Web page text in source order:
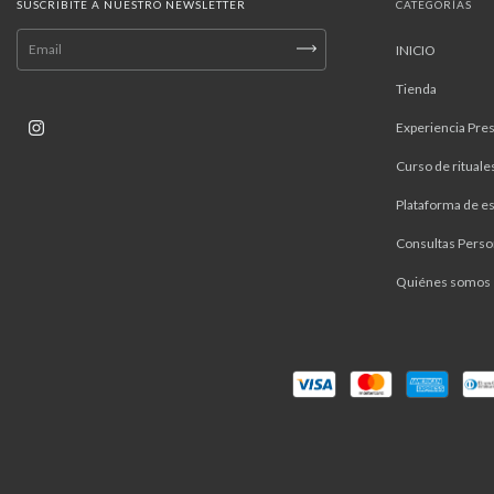
SUSCRIBITE A NUESTRO NEWSLETTER CATEGORÍAS
INICIO
Tienda
Experiencia
Curso de
Plataforma de
Consultas
Quiénes somos